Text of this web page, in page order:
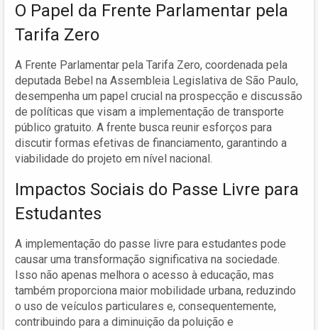
O Papel da Frente Parlamentar pela
Tarifa Zero
A Frente Parlamentar pela Tarifa Zero, coordenada pela
deputada Bebel na Assembleia Legislativa de São Paulo,
desempenha um papel crucial na prospecção e discussão
de políticas que visam a implementação de transporte
público gratuito. A frente busca reunir esforços para
discutir formas efetivas de financiamento, garantindo a
viabilidade do projeto em nível nacional.
Impactos Sociais do Passe Livre para
Estudantes
A implementação do passe livre para estudantes pode
causar uma transformação significativa na sociedade.
Isso não apenas melhora o acesso à educação, mas
também proporciona maior mobilidade urbana, reduzindo
o uso de veículos particulares e, consequentemente,
contribuindo para a diminuição da poluição e